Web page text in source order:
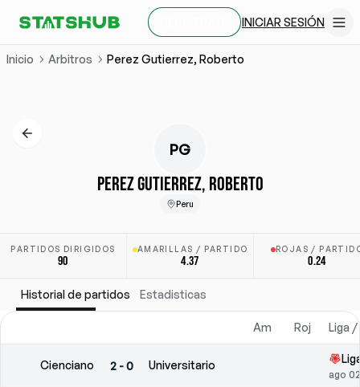
INICIAR SESIÓN
Inicio Arbitros Perez Gutierrez, Roberto
PG
PEREZ GUTIERREZ, ROBERTO
Peru
PARTIDOS DIRIGIDOS
90
AMARILLAS / PARTIDO
4.37
ROJAS /
0.24
Historial de partidos Estadisticas
Am Roj Liga /
Cienciano 2-0 Universitario
ago